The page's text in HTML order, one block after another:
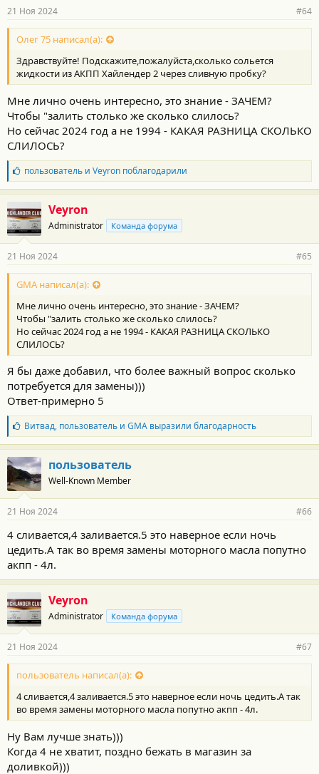
н
о
с
и
:
21 Ноя 2024 #64
Олег 75 написал(а):
Здравствуйте! Подскажите,пожалуйста,сколько сольется
жидкости из АКПП Хайлендер 2 через сливную пробку?
Мне лично очень интересно, это знание - ЗАЧЕМ?
Чтобы "залить столько же сколько слилось?
Но сейчас 2024 год а не 1994 - КАКАЯ РАЗНИЦА СКОЛЬКО
СЛИЛОСЬ?
Б
л
а
о
д
а
н
о
с
и
:
пользовательи Veyronпоблагодарили
Veyron
Administrator Команда форума
21 Ноя 2024 #65
GMA написал(а):
Мне лично очень интересно, это знание - ЗАЧЕМ?
Чтобы "залить столько же сколько слилось?
Но сейчас 2024 год а не 1994 - КАКАЯ РАЗНИЦА СКОЛЬКО
СЛИЛОСЬ?
Я бы даже добавил, что более важный вопрос сколько
потребуется для замены)))
Ответ-примерно 5
Б
л
а
г
о
д
а
н
с
т
и
Витвад, пользовательи GMAвыразили благодарность
пользователь
Well-Known Member
21 Ноя 2024 #66
4 сливается,4 заливается.5 это наверное если ночь
цедить.А так во время замены моторного масла попутно
акпп - 4л.
Veyron
Administrator Команда форума
21 Ноя 2024 #67
пользователь написал(а):
4 сливается,4 заливается.5 это наверное если ночь цедить.А так
во время замены моторного масла попутно акпп - 4л.
Ну Вам лучше знать)))
Когда 4 не хватит, поздно бежать в магазин за
доливкой)))